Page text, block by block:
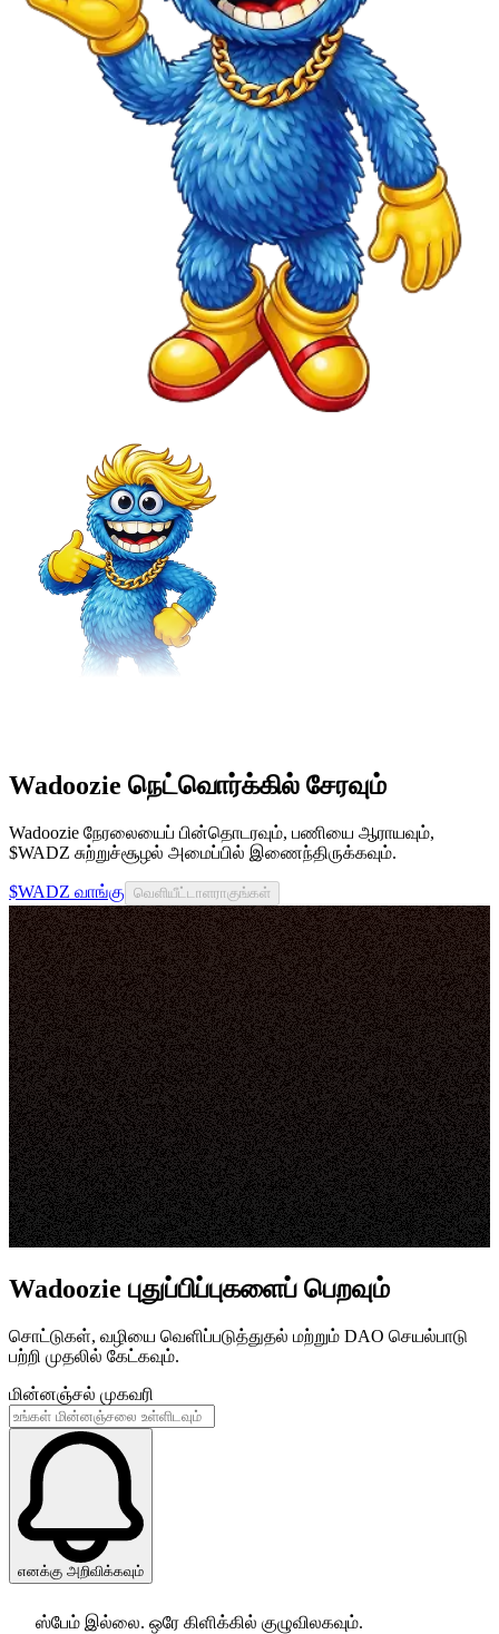
Wadoozie நெட்வொர்க்கில் சேரவும்
Wadoozie நேரலையைப் பின்தொடரவும், பணியை ஆராயவும்,
$WADZ சுற்றுச்சூழல் அமைப்பில் இணைந்திருக்கவும்.
$WADZ வாங்கு வெளியீட்டாளராகுங்கள்
Wadoozie புதுப்பிப்புகளைப் பெறவும்
சொட்டுகள், வழியை வெளிப்படுத்துதல் மற்றும் DAO செயல்பாடு
பற்றி முதலில் கேட்கவும்.
மின்னஞ்சல் முகவரி
எனக்கு அறிவிக்கவும்
ஸ்பேம் இல்லை. ஒரே கிளிக்கில் குழுவிலகவும்.